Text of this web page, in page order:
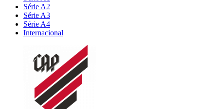
Série A2
Série A3
Série A4
Internacional